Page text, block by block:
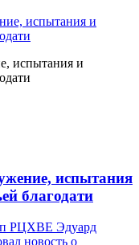
испытания и
испытания
благодати